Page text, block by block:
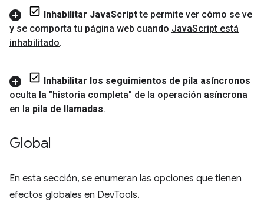
Inhabilitar JavaScriptte permite ver cómo se ve
y se comporta tu página web cuando JavaScript está
inhabilitado.
Inhabilitar los seguimientos de pila asíncronos
oculta la "historia completa" de la operación asíncrona
en la pila de llamadas.
Global
En esta sección, se enumeran las opciones que tienen
efectos globales en DevTools.